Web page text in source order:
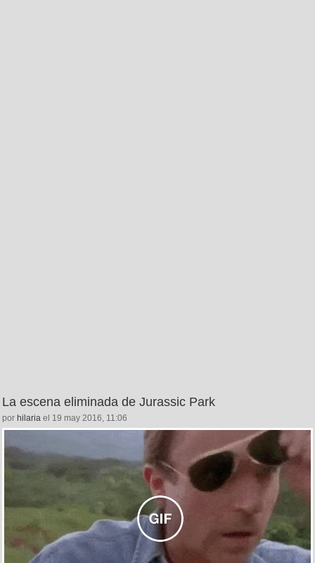
La escena eliminada de Jurassic Park
por hilaria el 19 may 2016, 11:06